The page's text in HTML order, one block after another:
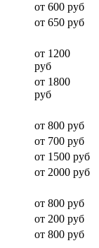
от 600 руб
от 650 руб
от 1200
руб
от 1800
руб
от 800 руб
от 700 руб
от 1500 руб
от 2000 руб
от 800 руб
от 200 руб
от 800 руб